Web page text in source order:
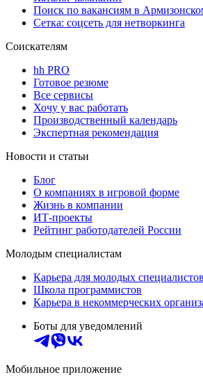
Поиск по вакансиям в
Сетка: соцсеть для нетворкинга
Соискателям
hh PRO
Готовое резюме
Все сервисы
Хочу у вас работать
Производственный календарь
Экспертная рекомендация
Новости и статьи
Блог
О компаниях в игровой форме
Жизнь в компании
ИТ-проекты
Рейтинг работодателей России
Молодым специалистам
Карьера для молодых специалистов
Школа программистов
Карьера в некоммерческих
Боты для уведомлений
Мобильное приложение